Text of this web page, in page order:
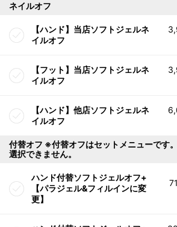
ネイルオフ
【ハンド】当店ソフトジェルネ
イルオフ
【フット】当店ソフトジェルネ
イルオフ
【ハンド】他店ソフトジェルネ
イルオフ
付替オフ ※付替オフはセットメニューです
選択できません。
ハンド付替ソフトジェルオフ+
【パラジェル&フィルインに変
更】